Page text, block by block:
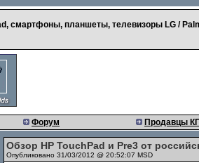
смартфоны, планшеты, телевизоры LG /
Форум Продавцы
Обзор HP TouchPad и Pre3 от
Опубликовано 31/03/2012 @ 20:52:07 MSD